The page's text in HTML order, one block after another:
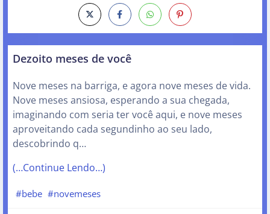
Dezoito meses de você
Nove meses na barriga, e agora nove meses de vida.
Nove meses ansiosa, esperando a sua chegada,
imaginando com seria ter você aqui, e nove meses
aproveitando cada segundinho ao seu lado,
descobrindo q…
(…Continue Lendo…)
#bebe #novemeses